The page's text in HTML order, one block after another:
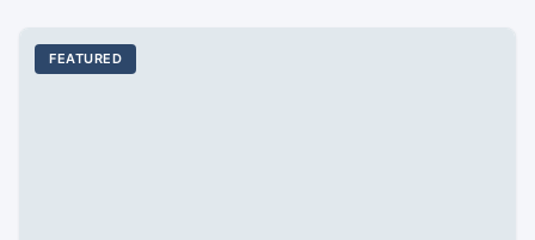
FEATURED